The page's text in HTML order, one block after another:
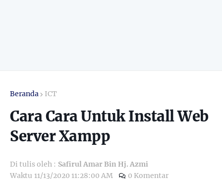
Beranda ICT
Cara Cara Untuk Install Web
Server Xampp
Di tulis oleh : Safirul Amar Bin Hj. Azmi
Waktu 11/13/2020 11:28:00 AM 0 Komentar